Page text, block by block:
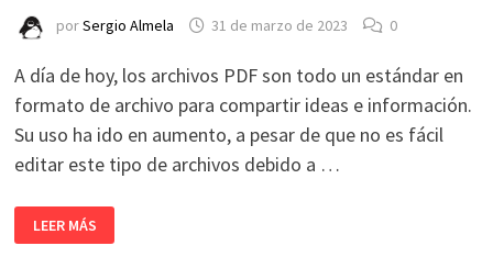
porSergio Almela 31 de marzo de 2023 0
A día de hoy, los archivos PDF son todo un estándar en
formato de archivo para compartir ideas e información.
Su uso ha ido en aumento, a pesar de que no es fácil
editar este tipo de archivos debido a …
MEJORES
EDITORES
LEER MÁS